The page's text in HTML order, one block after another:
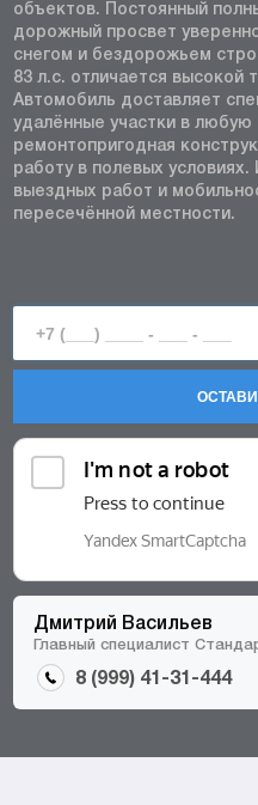
объектов. Постоянный
дорожный просвет
снегом и бездорожьем
83 л.с. отличается высокой
Автомобиль доставляет
удалённые участки в любую
ремонтопригодная
работу в полевых
выездных работ и
пересечённой местности.
Дмитрий Васильев
Главный специалист
8 (999) 41-31-444